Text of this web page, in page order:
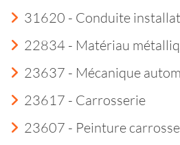
31620 - Conduite
22834 - Matériau
23637 - Mécanique
23617 - Carrosserie
23607 - Peinture